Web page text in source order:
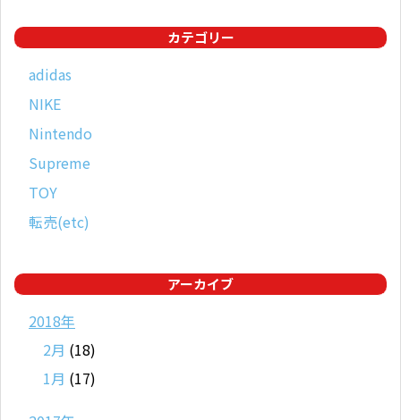
カテゴリー
adidas
NIKE
Nintendo
Supreme
TOY
転売(etc)
アーカイブ
2018年
2月 (18)
1月 (17)